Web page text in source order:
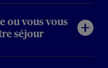
ou vous vous
séjour